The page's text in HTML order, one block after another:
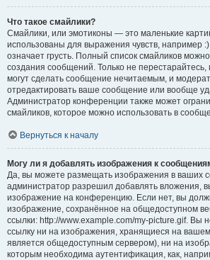
Что такое смайлики?
Смайлики, или эмотиконы — это маленькие
использованы для выражения чувств, например
означает грусть. Полный список смайликов
создания сообщений. Только не перестарайтесь,
могут сделать сообщение нечитаемым, и
отредактировать ваше сообщение или вообще
Администратор конференции также может
смайликов, которое можно использовать в
Вернуться к началу
Могу ли я добавлять изображения к
Да, вы можете размещать изображения в ваших
администратор разрешил добавлять вложения,
изображение на конференцию. Если нет, вы
изображение, сохранённое на общедоступном
ссылки: http://www.example.com/my-picture.gif. Вы
ссылку ни на изображения, хранящиеся на
является общедоступным сервером), ни на
которым необходима аутентификация, как,